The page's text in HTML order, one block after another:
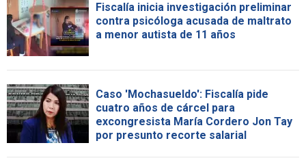
Fiscalía inicia investigación preliminar
contra psicóloga acusada de maltrato
a menor autista de 11 años
Caso 'Mochasueldo': Fiscalía pide
cuatro años de cárcel para
excongresista María Cordero Jon Tay
por presunto recorte salarial